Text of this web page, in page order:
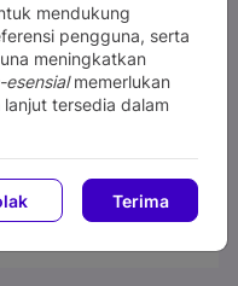
mendukung
pengguna, serta
meningkatkan
esensialmemerlukan
tersedia dalam
Terima